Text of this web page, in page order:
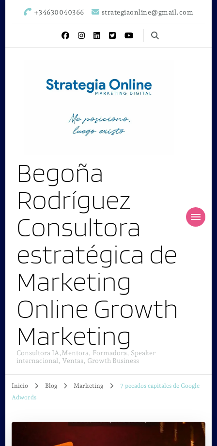
+34630040366 strategiaonline@gmail.com
Begoña
Rodríguez
Consultora
estratégica de
Marketing
Online Growth
Marketing
Consultora IA,Mentora, Formadora, Speaker
internacional, Ventas, Growth Business
Inicio Blog Marketing
7 pecados capitales de Google
Adwords